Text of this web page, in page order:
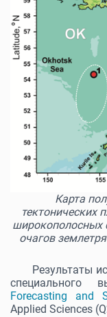
Карта
тектонических
широкополосных
очагов
Результаты
специального
Forecasting and
Applied Sciences (Q